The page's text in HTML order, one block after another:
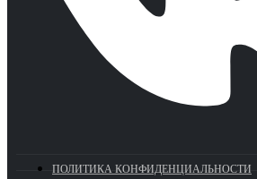
ПОЛИТИКА КОНФИДЕНЦИАЛЬНОСТИ